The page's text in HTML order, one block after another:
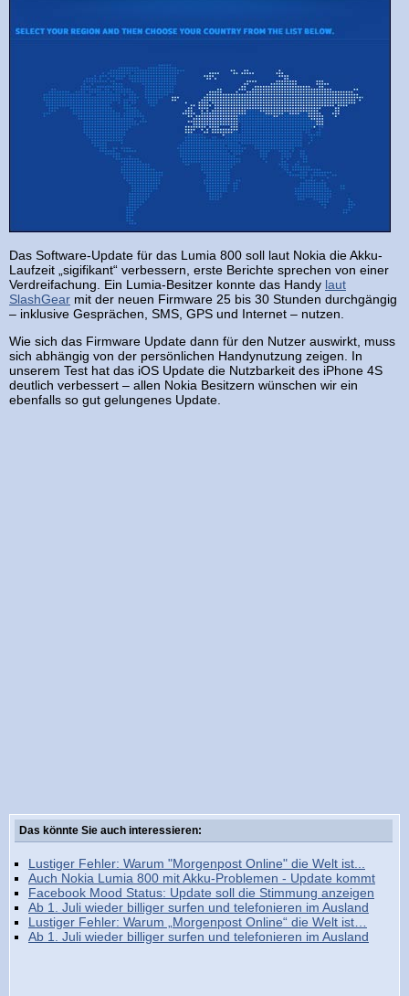
Das Software-Update für das Lumia 800 soll laut Nokia die Akku-
Laufzeit „sigifikant“ verbessern, erste Berichte sprechen von einer
Verdreifachung. Ein Lumia-Besitzer konnte das Handy laut
SlashGear mit der neuen Firmware 25 bis 30 Stunden durchgängig
– inklusive Gesprächen, SMS, GPS und Internet – nutzen.
Wie sich das Firmware Update dann für den Nutzer auswirkt, muss
sich abhängig von der persönlichen Handynutzung zeigen. In
unserem Test hat das iOS Update die Nutzbarkeit des iPhone 4S
deutlich verbessert – allen Nokia Besitzern wünschen wir ein
ebenfalls so gut gelungenes Update.
Das könnte Sie auch interessieren:
Lustiger Fehler: Warum "Morgenpost Online" die Welt ist...
Auch Nokia Lumia 800 mit Akku-Problemen - Update kommt
Facebook Mood Status: Update soll die Stimmung anzeigen
Ab 1. Juli wieder billiger surfen und telefonieren im Ausland
Lustiger Fehler: Warum „Morgenpost Online“ die Welt ist…
Ab 1. Juli wieder billiger surfen und telefonieren im Ausland